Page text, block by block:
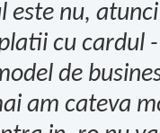
este nu,
cu cardul
de
am cateva